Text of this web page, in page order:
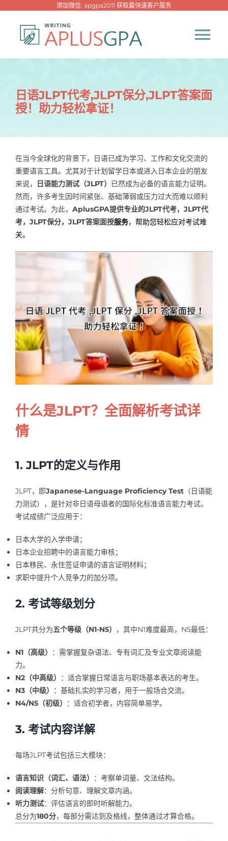
添加微信: apgpa2011 获取最快速客户服务
热门代写
网课专家
代写资讯 New！
日语JLPT代考,JLPT保分,JLPT答案面
授！助力轻松拿证！
在当今全球化的背景下，日语已成为学习、工作和文化交流的
重要语言工具。尤其对于计划留学日本或进入日本企业的朋友
来说，
日语能力测试（JLPT） 已然成为必备的语言能力证明。
然而，许多考生因时间紧张、基础薄弱或压力过大而难以顺利
通过考试。为此， AplusGPA提供专业的JLPT代考，JLPT代
考，JLPT保分，JLPT答案面授服务，帮助您轻松应对考试难
关。
什么是JLPT？全面解析考试详
情
1. JLPT的定义与作用
JLPT，即Japanese-Language Proficiency Test（日语能
力测试），是针对非日语母语者的国际化标准语言能力考试。
考试成绩广泛应用于：
日本大学的入学申请；
日本企业招聘中的语言能力审核；
日本移民、永住签证申请的语言证明材料；
求职中提升个人竞争力的加分项。
2. 考试等级划分
JLPT共分为五个等级（N1-N5） ，其中N1难度最高，N5最低：
N1（高级）
：需掌握复杂语法、专有词汇及专业文章阅读能
力。
N2（中高级）
：适合掌握日常语言与职场基本表达的考生。
N3（中级）
：基础扎实的学习者，用于一般场合交流。
N4/N5（初级）
：适合初学者，内容简单易学。
3. 考试内容详解
每场JLPT考试包括三大模块：
语言知识（词汇、语法）
：考察单词量、文法结构。
阅读理解：分析句意、理解文章内涵。
听力测试：评估语言的即时听解能力。
总分为180分，每部分需达到及格线，整体通过才算合格。